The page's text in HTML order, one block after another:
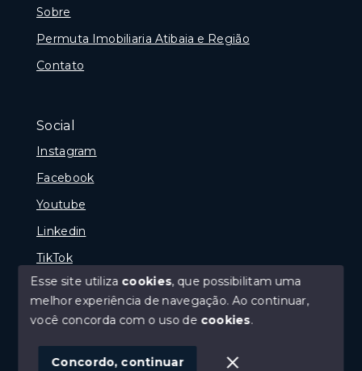
Sobre
Permuta Imobiliaria Atibaia e Região
Contato
Social
Instagram
Facebook
Youtube
Linkedin
TikTok
© Copyright 2026 - Portal Melhor Oferta Imobiliaria -
SITE PARA IMOBILIARIA
Esse site utiliza cookies, que possibilitam uma
melhor experiência de navegação.Ao continuar,
você concorda com o uso de cookies.
Concordo, continuar